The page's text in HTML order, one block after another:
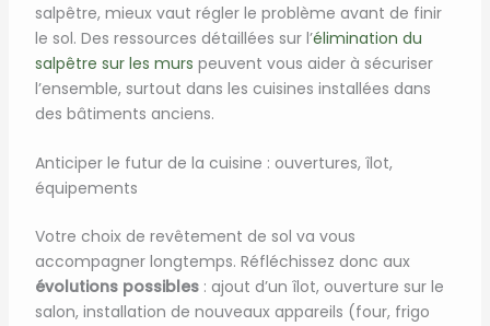
salpêtre, mieux vaut régler le problème avant de finir
le sol. Des ressources détaillées sur l’élimination du
salpêtre sur les murs peuvent vous aider à sécuriser
l’ensemble, surtout dans les cuisines installées dans
des bâtiments anciens.
Anticiper le futur de la cuisine : ouvertures, îlot,
équipements
Votre choix de revêtement de sol va vous
accompagner longtemps. Réfléchissez donc aux
évolutions possibles: ajout d’un îlot, ouverture sur le
salon, installation de nouveaux appareils (four, frigo